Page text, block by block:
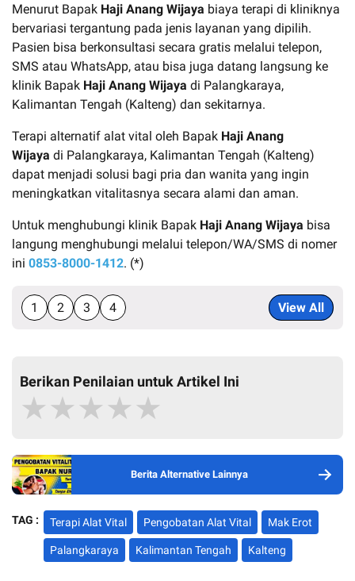
Menurut Bapak Haji Anang Wijaya biaya terapi di kliniknya
bervariasi tergantung pada jenis layanan yang dipilih.
Pasien bisa berkonsultasi secara gratis melalui telepon,
SMS atau WhatsApp, atau bisa juga datang langsung ke
klinik Bapak Haji Anang Wijaya di Palangkaraya,
Kalimantan Tengah (Kalteng) dan sekitarnya.
Terapi alternatif alat vital oleh Bapak Haji Anang
Wijaya di Palangkaraya, Kalimantan Tengah (Kalteng)
dapat menjadi solusi bagi pria dan wanita yang ingin
meningkatkan vitalitasnya secara alami dan aman.
Untuk menghubungi klinik Bapak Haji Anang Wijaya bisa
langung menghubungi melalui telepon/WA/SMS di nomer
ini 0853-8000-1412. (*)
1 2 3 4 View All
Berikan Penilaian untuk Artikel Ini
★★★★★
Berita Alternative Lainnya
TAG : Terapi Alat Vital Pengobatan Alat Vital Mak Erot
Palangkaraya Kalimantan Tengah Kalteng